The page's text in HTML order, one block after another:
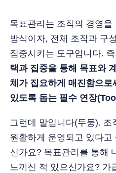
목표관리는 조직의 경영
방식이자, 전체 조직과 구
집중시키는 도구입니다.
택과 집중을 통해 목표와
체가 집요하게 매진함으
있도록 돕는 필수 연장
그런데 말입니다(두둥). 조
원활하게 운영되고 있다
신가요? 목표관리를 통해
느끼신 적 있으신가요? 가